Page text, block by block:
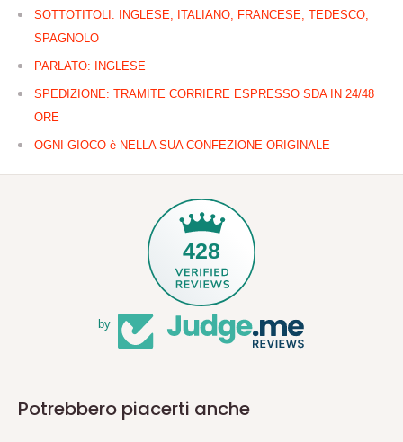
SOTTOTITOLI: INGLESE, ITALIANO, FRANCESE, TEDESCO,
SPAGNOLO
PARLATO: INGLESE
SPEDIZIONE: TRAMITE CORRIERE ESPRESSO SDA IN 24/48
ORE
OGNI GIOCO è NELLA SUA CONFEZIONE ORIGINALE
428
by
Potrebbero piacerti anche